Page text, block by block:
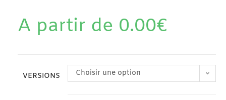
A partir de 0.00€
VERSIONS Choisir une option